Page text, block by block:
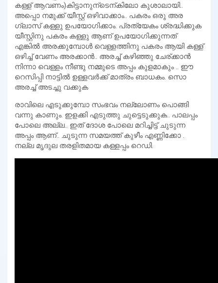
കള്ള് ആവണം)കിട്ടാനുന്ടെന്കിലോ കുശാലായി..
അപ്പൊ നമുക്ക് യീസ്റ്റ് ഒഴിവാക്കാം.. പകരം ഒരു അര
ഗ്ലാസ് കള്ളു ഉപയോഗിക്കാം. പ്രത്യേകം ശ്രദ്ധിക്കുക
യീസ്റ്റിനു പകരം കള്ളു ആണ് ഉപയോഗിക്കുന്നത്
എങ്കിൽ അരക്കുമ്പോൾ വെള്ളത്തിനു പകരം ആയി കള്ള്
ഒഴിച്ച് വേണം അരക്കാൻ.. അരച്ച് കഴിഞ്ഞു ചേര്ക്കാൻ
നിന്നാ വെള്ളം നീണ്ടു നമ്മുടെ അപ്പം കുളമാകും .. ഈ
റെസിപ്പി നാട്ടിൽ ഉള്ളവർക്ക് മാത്രം ബാധകം. സൊ
അരച്ച് അടച്ചു വക്കുക
രാവിലെ എടുക്കുമ്പോ സംഭവം നല്ലോണം പൊങ്ങി
വന്നു കാണും. ഇളക്കി എടുത്തു ചുട്ടെടുക്കുക.. പാലപ്പം
പോലെ അല്ല.. ഇത് ദോശ പോലെ മറിച്ചിട്ട് ചുടുന്ന
അപ്പം ആണ്.. ചുടുന്ന സമയത്ത് കുഴീം എണ്ണിക്കോ .
നല്ല മൃദുല തരളിതമായ കള്ളപ്പം റെഡി.